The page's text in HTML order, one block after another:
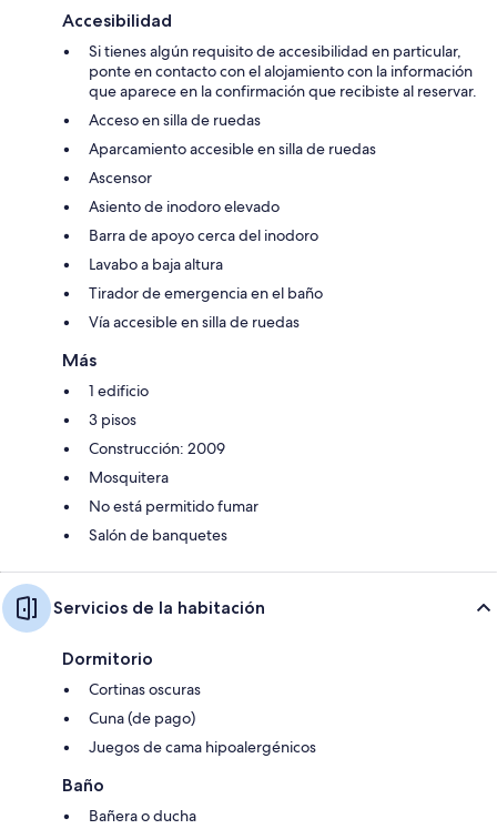
Accesibilidad
Si tienes algún requisito de accesibilidad en particular,
ponte en contacto con el alojamiento con la información
que aparece en la confirmación que recibiste al reservar.
Acceso en silla de ruedas
Aparcamiento accesible en silla de ruedas
Ascensor
Asiento de inodoro elevado
Barra de apoyo cerca del inodoro
Lavabo a baja altura
Tirador de emergencia en el baño
Vía accesible en silla de ruedas
Más
1 edificio
3 pisos
Construcción: 2009
Mosquitera
No está permitido fumar
Salón de banquetes
Servicios de la habitación
Dormitorio
Cortinas oscuras
Cuna (de pago)
Juegos de cama hipoalergénicos
Baño
Bañera o ducha